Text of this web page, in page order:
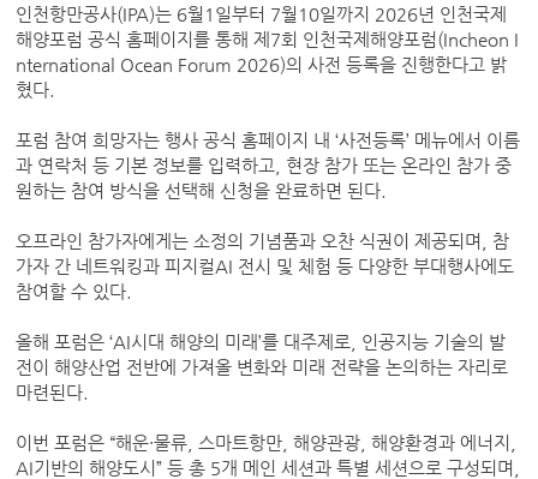
인천항만공사(IPA)는 6월1일부터 7월10일까지 2026년 인천국제
해양포럼 공식 홈페이지를 통해 제7회 인천국제해양포럼(Incheon I
nternational Ocean Forum 2026)의 사전 등록을 진행한다고 밝
혔다.
포럼 참여 희망자는 행사 공식 홈페이지 내 ‘사전등록’ 메뉴에서 이름
과 연락처 등 기본 정보를 입력하고, 현장 참가 또는 온라인 참가 중
원하는 참여 방식을 선택해 신청을 완료하면 된다.
오프라인 참가자에게는 소정의 기념품과 오찬 식권이 제공되며, 참
가자 간 네트워킹과 피지컬AI 전시 및 체험 등 다양한 부대행사에도
참여할 수 있다.
올해 포럼은 ‘AI시대 해양의 미래’를 대주제로, 인공지능 기술의 발
전이 해양산업 전반에 가져올 변화와 미래 전략을 논의하는 자리로
마련된다.
이번 포럼은 “해운·물류, 스마트항만, 해양관광, 해양환경과 에너지,
AI기반의 해양도시” 등 총 5개 메인 세션과 특별 세션으로 구성되며,